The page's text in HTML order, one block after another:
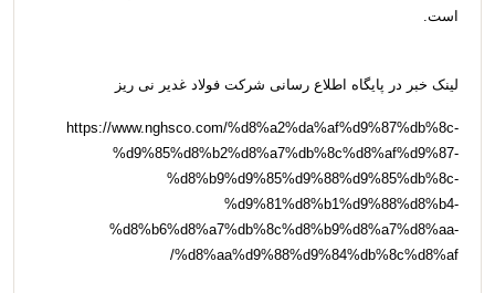
است.
لینک خبر در پایگاه اطلاع رسانی شرکت فولاد غدیر نی ریز
https://www.nghsco.com/%d8%a2%da%af%d9%87%db%8c-
%d9%85%d8%b2%d8%a7%db%8c%d8%af%d9%87-
%d8%b9%d9%85%d9%88%d9%85%db%8c-
%d9%81%d8%b1%d9%88%d8%b4-
%d8%b6%d8%a7%db%8c%d8%b9%d8%a7%d8%aa-
%d8%aa%d9%88%d9%84%db%8c%d8%af/